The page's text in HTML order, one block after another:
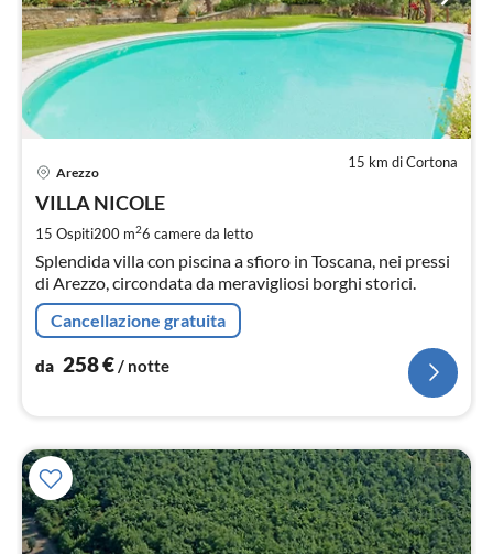
15 km di Cortona
Arezzo
VILLA NICOLE
15 Ospiti200 m26 camere da letto
Splendida villa con piscina a sfioro in Toscana, nei pressi
di Arezzo, circondata da meravigliosi borghi storici.
Cancellazione gratuita
da 258€/ notte